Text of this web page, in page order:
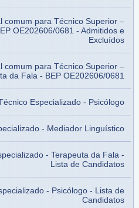
comum para Técnico Superior –
OE202606/0681 - Admitidos e
Excluídos
comum para Técnico Superior –
da Fala - BEP OE202606/0681
Especializado - Psicólogo
- Mediador Linguístico
- Terapeuta da Fala -
Lista de Candidatos
- Psicólogo - Lista de
Candidatos